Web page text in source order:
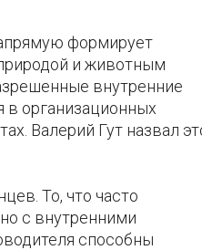
формирует
и животным
внутренние
организационных
Валерий Гут назвал
То, что часто
с внутренними
способны